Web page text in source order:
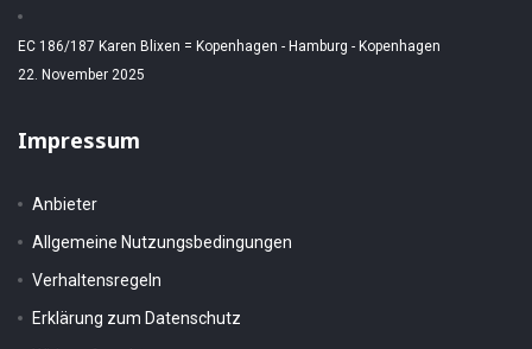
EC 186/187 Karen Blixen = Kopenhagen - Hamburg - Kopenhagen
22. November 2025
Impressum
Anbieter
Allgemeine Nutzungsbedingungen
Verhaltensregeln
Erklärung zum Datenschutz